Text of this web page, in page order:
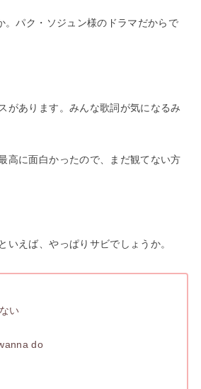
。パク・ソジュン様のドラマだからで
があります。みんな歌詞が気になるみ
高に面白かったので、まだ観てない方
いえば、やっぱりサビでしょうか。
い
do